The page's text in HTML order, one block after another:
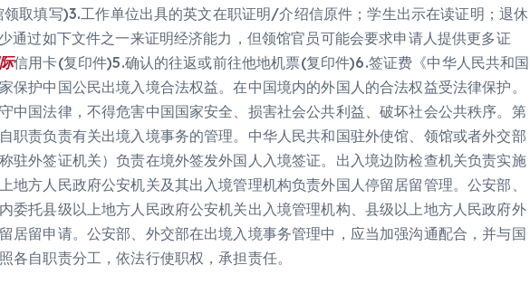
取填写)3.工作单位出具的英文在职证明/介绍信原件；学生出示在读证明；退休
通过如下文件之一来证明经济能力，但领馆官员可能会要求申请人提供更多证
信用卡(复印件)5.确认的往返或前往他地机票(复印件)6.签证费《中华人民共和国
保护中国公民出境入境合法权益。在中国境内的外国人的合法权益受法律保护。
中国法律，不得危害中国国家安全、损害社会公共利益、破坏社会公共秩序。第
职责负责有关出境入境事务的管理。中华人民共和国驻外使馆、领馆或者外交部
驻外签证机关）负责在境外签发外国人入境签证。出入境边防检查机关负责实施
地方人民政府公安机关及其出入境管理机构负责外国人停留居留管理。公安部、
委托县级以上地方人民政府公安机关出入境管理机构、县级以上地方人民政府外
居留申请。公安部、外交部在出境入境事务管理中，应当加强沟通配合，并与国
各自职责分工，依法行使职权，承担责任。